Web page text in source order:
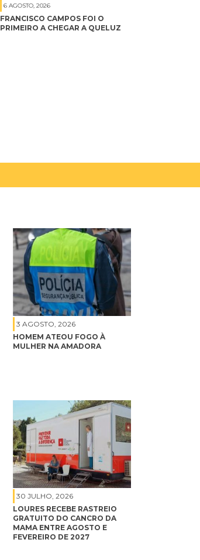
6 AGOSTO, 2026
FRANCISCO CAMPOS FOI O
PRIMEIRO A CHEGAR A QUELUZ
3 AGOSTO, 2026
HOMEM ATEOU FOGO À
MULHER NA AMADORA
30 JULHO, 2026
LOURES RECEBE RASTREIO
GRATUITO DO CANCRO DA
MAMA ENTRE AGOSTO E
FEVEREIRO DE 2027